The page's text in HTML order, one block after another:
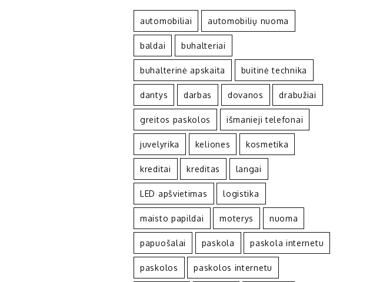
automobiliai automobilių nuoma
baldai buhalteriai
buhalterinė apskaita buitinė technika
dantys darbas dovanos drabužiai
greitos paskolos išmanieji telefonai
juvelyrika keliones kosmetika
kreditai kreditas langai
LED apšvietimas logistika
maisto papildai moterys nuoma
papuošalai paskola paskola internetu
paskolos paskolos internetu